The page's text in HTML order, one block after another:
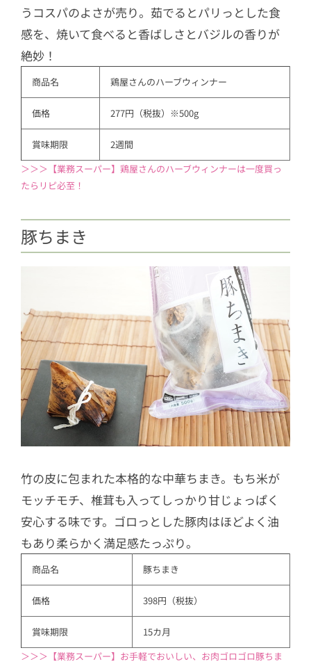
うコスパのよさが売り。茹でるとパリっとした食
感を、焼いて食べると香ばしさとバジルの香りが
絶妙！
商品名 鶏屋さんのハーブウィンナー
価格 277円（税抜）※500g
賞味期限
2週間
＞＞＞【業務スーパー】鶏屋さんのハーブウィンナーは一度買っ
たらリピ必至！
豚ちまき
竹の皮に包まれた本格的な中華ちまき。もち米が
モッチモチ、椎茸も入ってしっかり甘じょっぱく
安心する味です。ゴロっとした豚肉はほどよく油
もあり柔らかく満足感たっぷり。
商品名 豚ちまき
価格 398円（税抜）
賞味期限
15カ月
＞＞＞【業務スーパー】お手軽でおいしい、お肉ゴロゴロ豚ちま